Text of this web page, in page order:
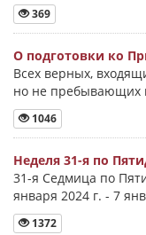
369
О подготовки ко
Всех верных,
но не пребывающих
1046
Неделя 31-я по
31-я Седмица по
января 2024 г. - 7
1372